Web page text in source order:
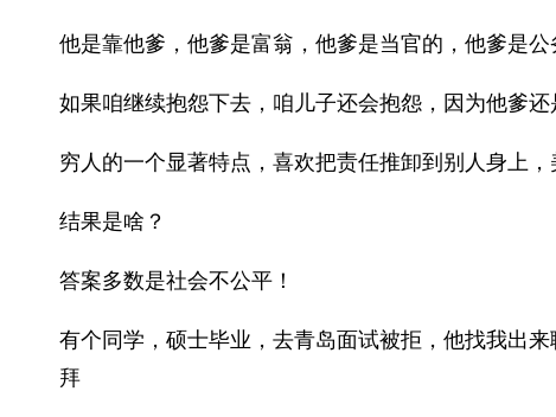
他是靠他爹，他爹是富翁，他爹是当官的，他爹是公
如果咱继续抱怨下去，咱儿子还会抱怨，因为他爹
穷人的一个显著特点，喜欢把责任推卸到别人身上
结果是啥？
答案多数是社会不公平！
有个同学，硕士毕业，去青岛面试被拒，他找我出
拜